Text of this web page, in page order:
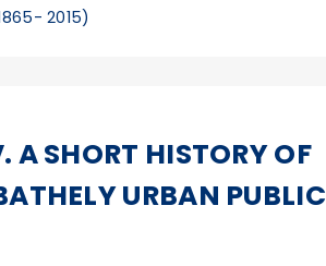
2015)
A SHORT HISTORY OF
URBAN PUBLIC